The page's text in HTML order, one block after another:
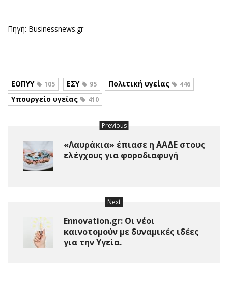
Πηγή: Businessnews.gr
ΕΟΠΥΥ 105 ΕΣΥ 95 Πολιτική υγείας 446
Υπουργείο υγείας 410
Previous
«Λαυράκια» έπιασε η ΑΑΔΕ στους
ελέγχους για φοροδιαφυγή
Next
Ennovation.gr: Οι νέοι
καινοτομούν με δυναμικές ιδέες
για την Υγεία.